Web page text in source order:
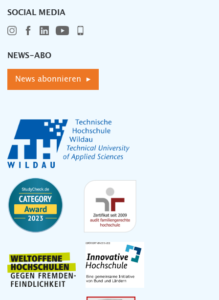
SOCIAL MEDIA
NEWS-ABO
News abonnieren ▸